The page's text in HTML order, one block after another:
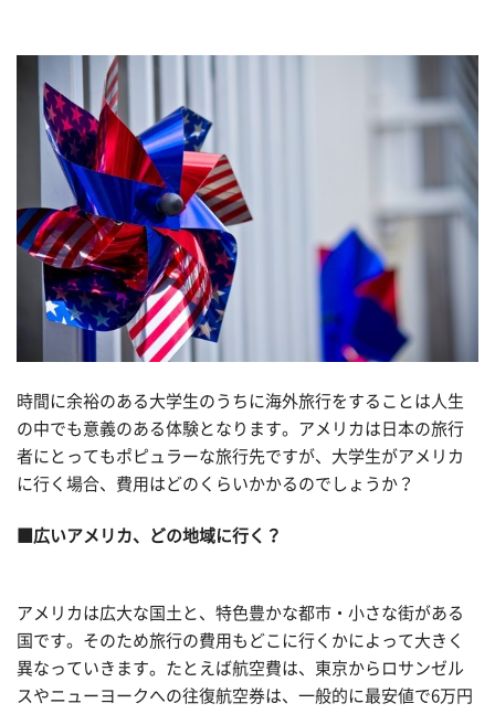
時間に余裕のある大学生のうちに海外旅行をすることは人生
の中でも意義のある体験となります。アメリカは日本の旅行
者にとってもポピュラーな旅行先ですが、大学生がアメリカ
に行く場合、費用はどのくらいかかるのでしょうか？
■広いアメリカ、どの地域に行く？
アメリカは広大な国土と、特色豊かな都市・小さな街がある
国です。そのため旅行の費用もどこに行くかによって大きく
異なっていきます。たとえば航空費は、東京からロサンゼル
スやニューヨークへの往復航空券は、一般的に最安値で6万円